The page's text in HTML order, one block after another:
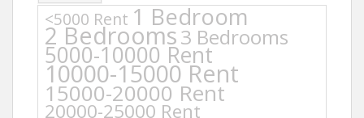
<5000 Rent 1 Bedroom
2 Bedrooms3 Bedrooms
5000-10000 Rent
10000-15000 Rent
15000-20000 Rent
20000-25000 Rent